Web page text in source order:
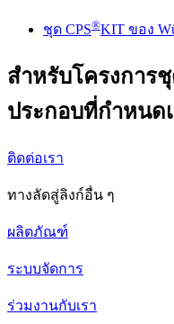
ชุด CPS®KIT ของ
สำหรับโครงการ
ประกอบที่กำหนด
ติดต่อเรา
ทางลัดสู่ลิงก์อื่น ๆ
ผลิตภัณฑ์
ระบบจัดการ
ร่วมงานกับเรา